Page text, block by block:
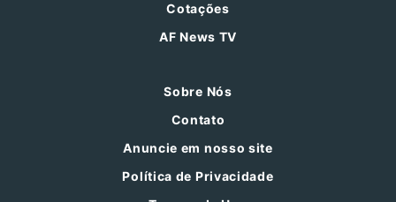
Cotações
AF News TV
Sobre Nós
Contato
Anuncie em nosso site
Política de Privacidade